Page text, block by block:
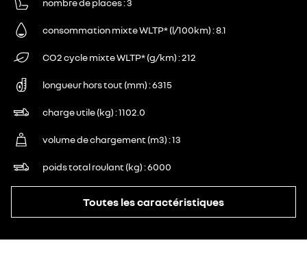
nombre de places 3
consommation mixte WLTP* (l/100km) 8.1
CO2 cycle mixte WLTP* (g/km) 212
longueur hors tout (mm) 6315
charge utile (kg) 1102.0
volume de chargement (m3) 13
poids total roulant (kg) 6000
Toutes les caractéristiques